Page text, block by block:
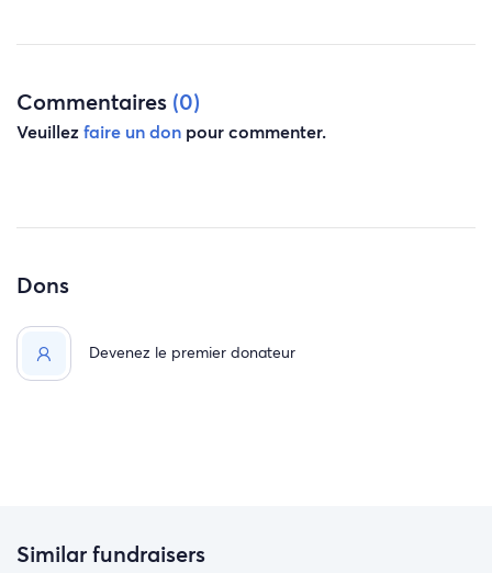
Commentaires (0)
Veuillezfaire un don pour commenter.
Dons
Devenez le premier donateur
Similar fundraisers